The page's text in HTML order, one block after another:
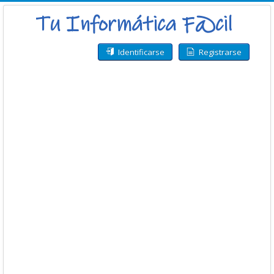
Identificarse Registrarse